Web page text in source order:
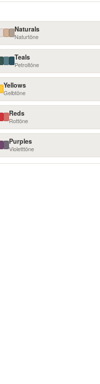
Naturals
Naturtöne
Teals
Petroltöne
Yellows
Gelbtöne
Reds
Rottöne
Purples
Violetttöne